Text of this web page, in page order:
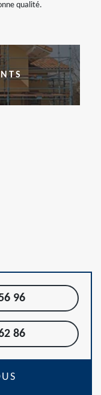
qualité.
96
86